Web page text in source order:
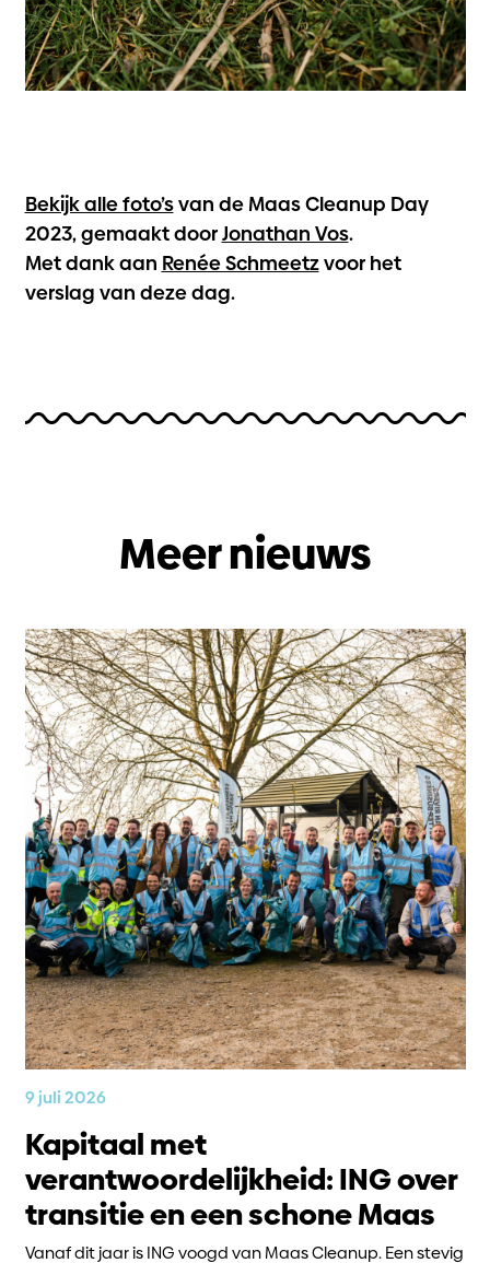
Bekijk alle foto’svan de Maas Cleanup Day
2023, gemaakt doorJonathan Vos.
Met dank aan Renée Schmeetzvoor het
verslag van deze dag.
Meer nieuws
9 juli 2026
Kapitaal met
verantwoordelijkheid: ING over
transitie en een schone Maas
Vanaf dit jaar is ING voogd van Maas Cleanup. Een stevig